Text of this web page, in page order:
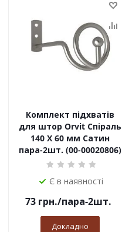
Комплект підхватів
для штор Orvit Спіраль
140 Х 60 мм Сатин
пара-2шт. (00-00020806)
Є в наявності
73грн./пара-2шт.
Докладно